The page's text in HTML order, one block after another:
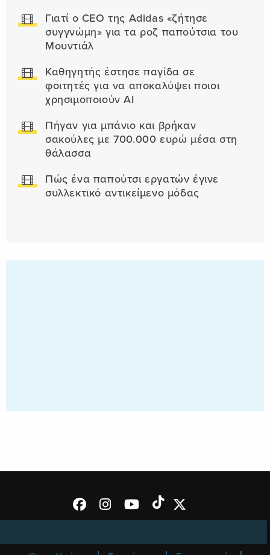
Γιατί ο CEO της Adidas «ζήτησε
συγγνώμη» για τα ροζ παπούτσια του
Μουντιάλ
Καθηγητής έστησε παγίδα σε
φοιτητές για να αποκαλύψει ποιοι
χρησιμοποιούν AI
Πήγαν για μπάνιο και βρήκαν
σακούλες με 700.000 ευρώ μέσα στη
θάλασσα
Πώς ένα παπούτσι εργατών έγινε
συλλεκτικό αντικείμενο μόδας